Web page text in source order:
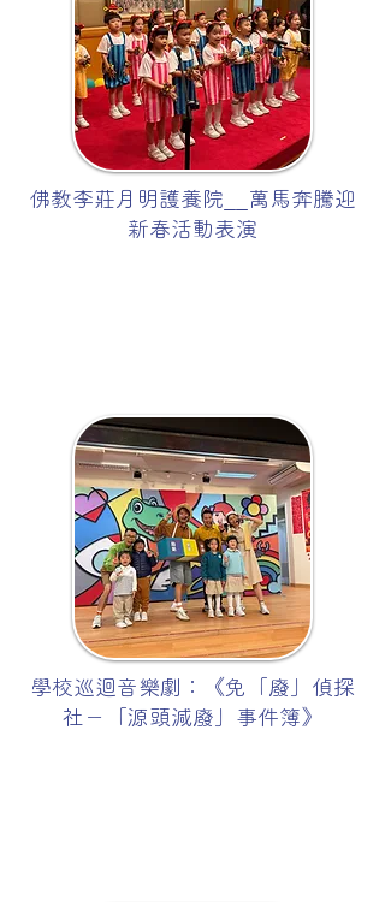
佛教李莊月明護養院__萬馬奔騰迎
新春活動表演
學校巡迴音樂劇：《免「廢」偵探
社－「源頭減廢」事件簿》